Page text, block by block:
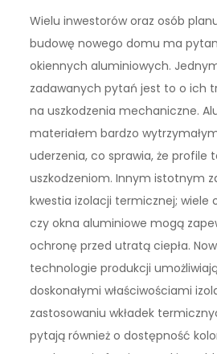
Wielu inwestorów oraz osób
budowę nowego domu ma
okiennych aluminiowych.
zadawanych pytań jest to o ich
na uszkodzenia mechaniczne.
materiałem bardzo
uderzenia, co sprawia, że profile
uszkodzeniom. Innym istotnym
kwestia izolacji termicznej; wiele
czy okna aluminiowe mogą
ochronę przed utratą ciepła.
technologie produkcji
doskonałymi właściwościami
zastosowaniu wkładek
pytają również o dostępność